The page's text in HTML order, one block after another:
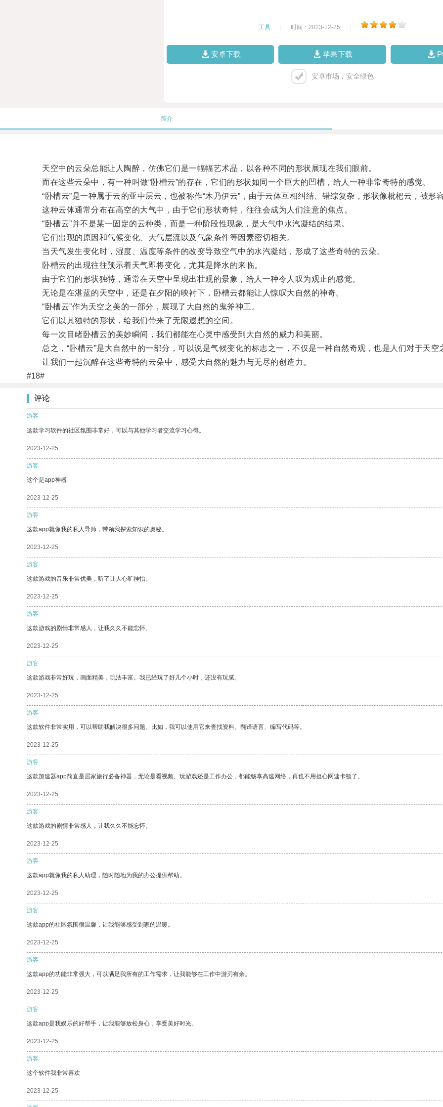
工具 时间：2023-12-25
安卓下载 苹果下载
安卓市场，安全绿色
简介
天空中的云朵总能让人陶醉，仿佛它们是一幅幅艺术品，以各种不同的形状展现在我们眼前。
而在这些云朵中，有一种叫做“卧槽云”的存在，它们的形状如同一个巨大的凹槽，给人一种非常奇特的感觉。
“卧槽云”是一种属于云的亚中层云，也被称作“木乃伊云”，由于云体互相纠结、错综复杂，形状像枇杷云，被形容
这种云体通常分布在高空的大气中，由于它们形状奇特，往往会成为人们注意的焦点。
“卧槽云”并不是某一固定的云种类，而是一种阶段性现象，是大气中水汽凝结的结果。
它们出现的原因和气候变化、大气层流以及气象条件等因素密切相关。
当天气发生变化时，湿度、温度等条件的改变导致空气中的水汽凝结，形成了这些奇特的云朵。
卧槽云的出现往往预示着天气即将变化，尤其是降水的来临。
由于它们的形状独特，通常在天空中呈现出壮观的景象，给人一种令人叹为观止的感觉。
无论是在湛蓝的天空中，还是在夕阳的映衬下，卧槽云都能让人惊叹大自然的神奇。
“卧槽云”作为天空之美的一部分，展现了大自然的鬼斧神工。
它们以其独特的形状，给我们带来了无限遐想的空间。
每一次目睹卧槽云的美妙瞬间，我们都能在心灵中感受到大自然的威力和美丽。
总之，“卧槽云”是大自然中的一部分，可以说是气候变化的标志之一，不仅是一种自然奇观，也是人们对于天空
让我们一起沉醉在这些奇特的云朵中，感受大自然的魅力与无尽的创造力。
#18#
评论
游客
这款学习软件的社区氛围非常好，可以与其他学习者交流学习心得。
2023-12-25
游客
这个是app神器
2023-12-25
游客
这款app就像我的私人导师，带领我探索知识的奥秘。
2023-12-25
游客
这款游戏的音乐非常优美，听了让人心旷神怡。
2023-12-25
游客
这款游戏的剧情非常感人，让我久久不能忘怀。
2023-12-25
游客
这款游戏非常好玩，画面精美，玩法丰富。我已经玩了好几个小时，还没有玩腻。
2023-12-25
游客
这款软件非常实用，可以帮助我解决很多问题。比如，我可以使用它来查找资料、翻译语言、编写代码等。
2023-12-25
游客
这款加速器app简直是居家旅行必备神器，无论是看视频、玩游戏还是工作办公，都能畅享高速网络，再也不用担心网速卡顿了。
2023-12-25
游客
这款游戏的剧情非常感人，让我久久不能忘怀。
2023-12-25
游客
这款app就像我的私人助理，随时随地为我的办公提供帮助。
2023-12-25
游客
这款app的社区氛围很温馨，让我能够感受到家的温暖。
2023-12-25
游客
这款app的功能非常强大，可以满足我所有的工作需求，让我能够在工作中游刃有余。
2023-12-25
游客
这款app是我娱乐的好帮手，让我能够放松身心，享受美好时光。
2023-12-25
游客
这个软件我非常喜欢
2023-12-25